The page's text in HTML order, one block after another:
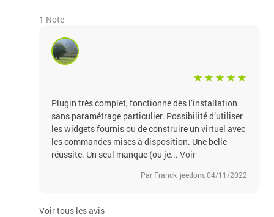
1 Note
Plugin très complet, fonctionne dès l’installation
sans paramétrage particulier. Possibilité d’utiliser
les widgets fournis ou de construire un virtuel avec
les commandes mises à disposition. Une belle
réussite. Un seul manque (ou je...Voir
Par Franck_jeedom, 04/11/2022
Voir tous les avis